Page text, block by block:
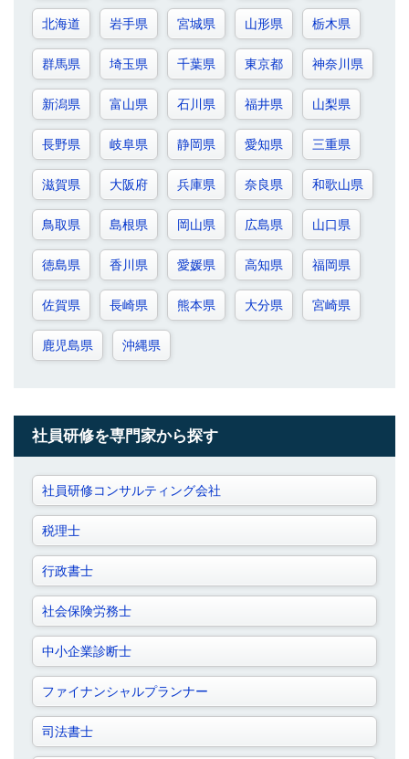
北海道 岩手県 宮城県 山形県 栃木県
群馬県 埼玉県 千葉県 東京都 神奈川県
新潟県 富山県 石川県 福井県 山梨県
長野県 岐阜県 静岡県 愛知県 三重県
滋賀県 大阪府 兵庫県 奈良県 和歌山県
鳥取県 島根県 岡山県 広島県 山口県
徳島県 香川県 愛媛県 高知県 福岡県
佐賀県 長崎県 熊本県 大分県 宮崎県
鹿児島県 沖縄県
社員研修を専門家から探す
社員研修コンサルティング会社
税理士
行政書士
社会保険労務士
中小企業診断士
ファイナンシャルプランナー
司法書士